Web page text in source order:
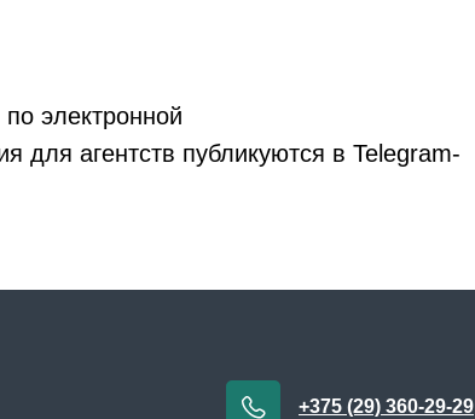
по электронной
для агентств публикуются в Telegram-
+375 (29) 360-29-29